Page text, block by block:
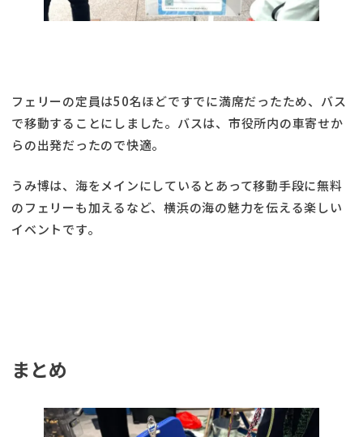
フェリーの定員は50名ほどですでに満席だったため、バス
で移動することにしました。バスは、市役所内の車寄せか
らの出発だったので快適。
うみ博は、海をメインにしているとあって移動手段に無料
のフェリーも加えるなど、横浜の海の魅力を伝える楽しい
イベントです。
まとめ